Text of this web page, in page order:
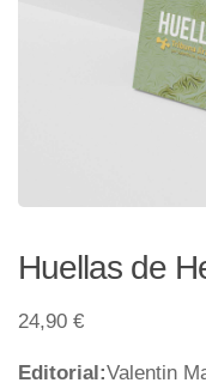
Huellas de
24,90 €
Editorial:Valentin